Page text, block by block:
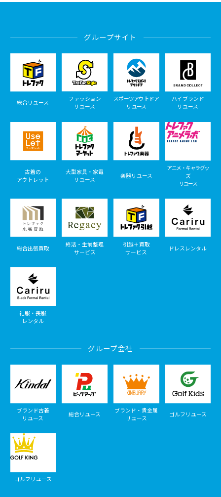
グループサイト
総合リユース
ファッション
リユース
スポーツアウトドア
リユース
ハイブランド
リユース
古着の
アウトレット
大型家具・家電
リユース
楽器リユース
アニメ・キャラグッ
ズ
リユース
総合出張買取
終活・生前整理
サービス
引越＋買取
サービス
ドレスレンタル
礼服・喪服
レンタル
グループ会社
ブランド古着
リユース
総合リユース
ブランド・貴金属
リユース
ゴルフリユース
ゴルフリユース